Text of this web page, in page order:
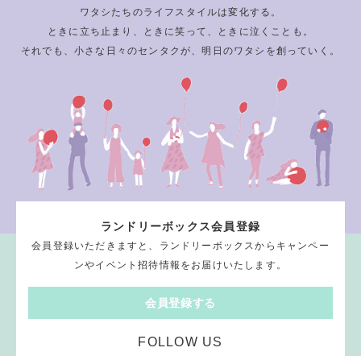
ワタシたちのライフスタイルは変化する。
ときに立ち止まり、ときに笑って、ときに泣くことも。
それでも、小さな日々のセンタクが、明日のワタシを創っていく。
ランドリーボックス会員登録
会員登録いただきますと、ランドリーボックスからキャンペー
ンやイベント招待情報をお届けいたします。
会員登録する
FOLLOW US